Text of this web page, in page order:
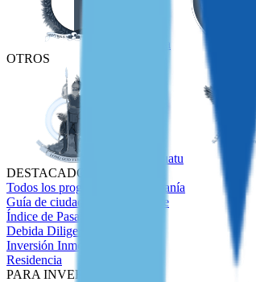
Malta
OTROS
Vanuatu
DESTACADOS
Todos los programas de ciudadanía
Guía de ciudadanía en el Caribe
Índice de Pasaportes
Debida Diligencia
Inversión Inmobiliaria
Residencia
PARA INVERSORES